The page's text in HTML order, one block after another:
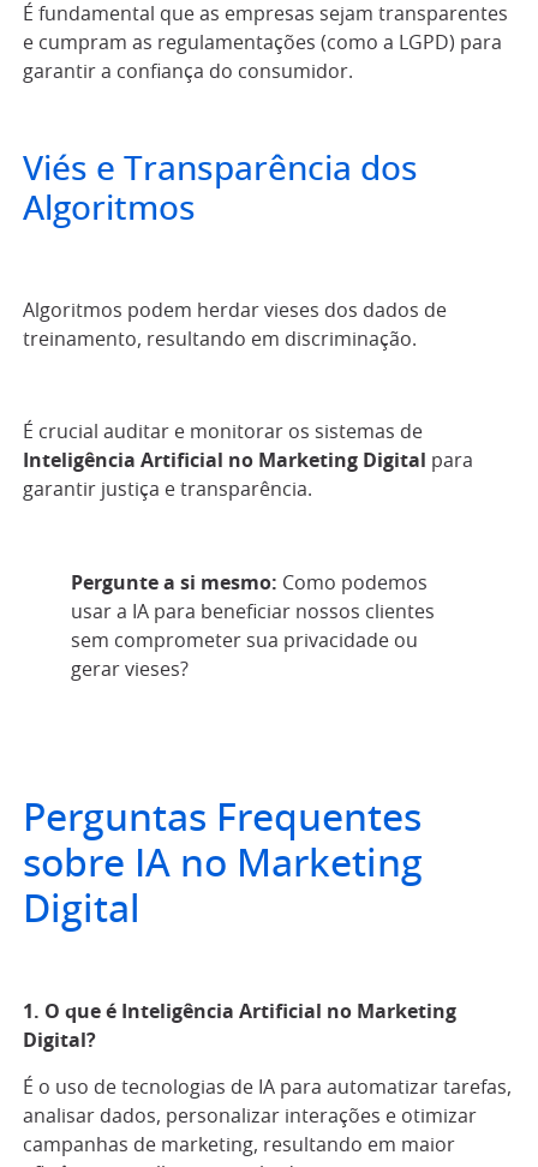
É fundamental que as empresas sejam transparentes
e cumpram as regulamentações (como a LGPD) para
garantir a confiança do consumidor.
Viés e Transparência dos
Algoritmos
Algoritmos podem herdar vieses dos dados de
treinamento, resultando em discriminação.
É crucial auditar e monitorar os sistemas de
Inteligência Artificial no Marketing Digital
para
garantir justiça e transparência.
Pergunte a si mesmo: Como podemos
usar a IA para beneficiar nossos clientes
sem comprometer sua privacidade ou
gerar vieses?
Perguntas Frequentes
sobre IA no Marketing
Digital
1. O que é Inteligência Artificial no Marketing
Digital?
É o uso de tecnologias de IA para automatizar tarefas,
analisar dados, personalizar interações e otimizar
campanhas de marketing, resultando em maior